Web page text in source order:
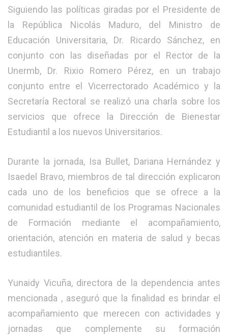
Siguiendo las políticas giradas por el Presidente de
la República Nicolás Maduro, del Ministro de
Educación Universitaria, Dr. Ricardo Sánchez, en
conjunto con las diseñadas por el Rector de la
Unermb, Dr. Rixio Romero Pérez, en un trabajo
conjunto entre el Vicerrectorado Académico y la
Secretaría Rectoral se realizó una charla sobre los
servicios que ofrece la Dirección de Bienestar
Estudiantil a los nuevos Universitarios.
Durante la jornada, Isa Bullet, Dariana Hernández y
Isaedel Bravo, miembros de tal dirección explicaron
cada uno de los beneficios que se ofrece a la
comunidad estudiantil de los Programas Nacionales
de Formación mediante el acompañamiento,
orientación, atención en materia de salud y becas
estudiantiles.
Yunaidy Vicuña, directora de la dependencia antes
mencionada , aseguró que la finalidad es brindar el
acompañamiento que merecen con actividades y
jornadas que complemente su formación